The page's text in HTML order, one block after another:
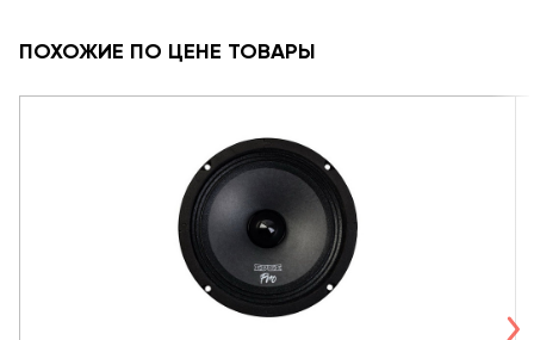
ПОХОЖИЕ ПО ЦЕНЕ ТОВАРЫ